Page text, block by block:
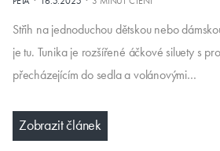
Střih na jednoduchou dětskou nebo
je tu. Tunika je rozšířené áčkové siluety s
přecházejícím do sedla a volánovými…
Zobrazit článek